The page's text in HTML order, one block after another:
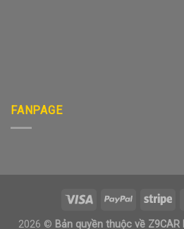
FANPAGE
2026 © Bản quyền thuộc về Z9CAR